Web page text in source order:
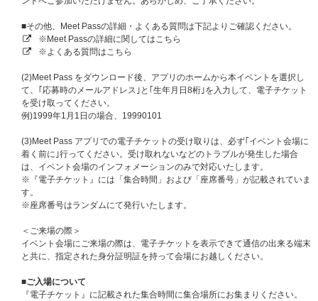
BAD (Japanese Ver.)【通常盤】【ショーケース、お見送り会抽選対
象】
BAD (Japanese Ver.)【初回フラッシュプライス盤】【ショーケース、
BAD (Japanese Ver.)【メンバーソロ盤】【ショーケース、お見送り会
抽選対象】
※ATINY盤、メンバーソロ盤全8形態セットはATEEZ JAPAN OFFICIAL FAN
CLUB会員様のみご購入いただけます。
い。通常商品をご購入いただく場合、抽選対象外になりますのでご注意くだ
さい。
※ご注文完了後の商品のキャンセル、返品、お支払い方法の変更、商品の変
更（数量も含む）は一切お受けできませんので、あらかじめご了承くださ
い。
ショーケース、お見送り会抽選対象商品（ATINY盤、初回盤A、初回盤B、
通常盤、フラッシュプライス盤、メンバーソロジャケット盤、3形態セッ
ト、8形態セットのいずれか1枚または1セット）のご予約（ご決済完了）と
※CD 1枚の購入で1回の応募となり、購入回数、応募回数の制限はございま
せん。おひとり様何回でもご購入、ご応募いただけます。
■その他、Meet Passの詳細・よくある質問は下記よりご確認ください。
※Meet Passの詳細に関してはこちら
※よくある質問はこちら
(2)Meet Pass をダウンロード後、アプリのホームから本イベントを選択し
て、｢応募時のメールアドレス｣と｢生年月日8桁｣を入力して、電子チケット
を受け取ってください。
例)1999年1月1日の場合、19990101
(3)Meet Pass アプリでの電子チケットの受け取りは、必ず｢イベント会場に
着く前に｣行ってください。受け取れないなどのトラブルが発生した場合
は、イベント会場のインフォメーションのみで対応いたします。
※『電子チケット』には「集合時間」および「座席番号」が記載されていま
す。
※座席番号はランダムにて発行いたします。
＜ご来場の際＞
イベント会場にご来場の際は、電子チケットを表示できて通信の出来る端末
と共に、指定された身分証明証を持って会場にお越しください。
■ご入場について
『電子チケット』に記載された集合時間に集合場所にお集まりください。